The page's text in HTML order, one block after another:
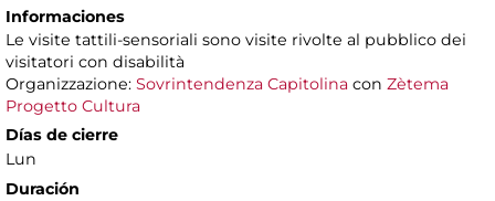
Informaciones
Le visite tattili-sensoriali sono visite rivolte al pubblico dei
visitatori con disabilità
Organizzazione: Sovrintendenza Capitolina con Zètema
Progetto Cultura
Días de cierre
Lun
Duración